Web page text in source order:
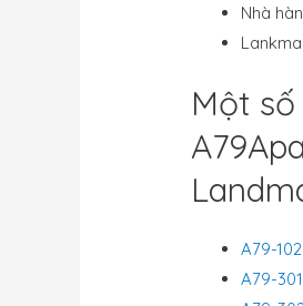
Nhà
Một số
A79-102
A79-301